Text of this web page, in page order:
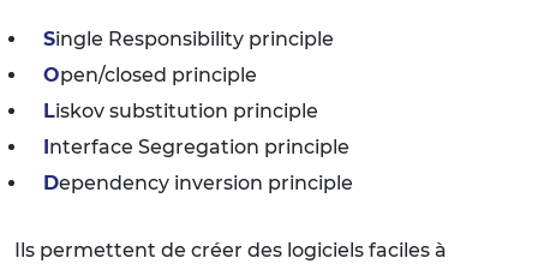
Single Responsibility principle
Open/closed principle
Liskov substitution principle
Interface Segregation principle
Dependency inversion principle
Ils permettent de créer des logiciels faciles à